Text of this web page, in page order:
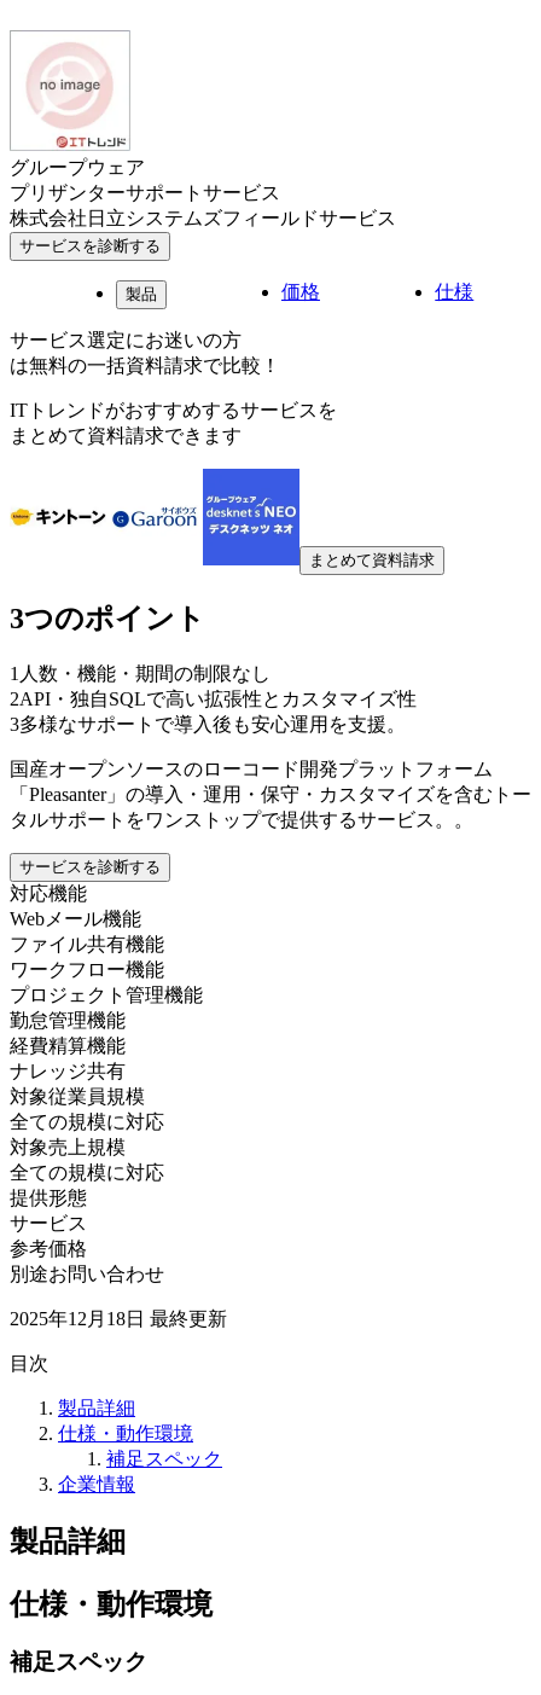
グループウェア
プリザンターサポートサービス
株式会社日立システムズフィールドサービス
サービスを診断する
製品 価格 仕様
サービス選定にお迷いの方
は無料の一括資料請求で比較！
ITトレンドがおすすめするサービスを
まとめて資料請求できます
まとめて資料請求
3つのポイント
1 人数・機能・期間の制限なし
2API・独自SQLで高い拡張性とカスタマイズ性
3多様なサポートで導入後も安心運用を支援。
国産オープンソースのローコード開発プラットフォーム
「Pleasanter」の導入・運用・保守・カスタマイズを含むトー
タルサポートをワンストップで提供するサービス。。
サービスを診断する
対応機能
Webメール機能
ファイル共有機能
ワークフロー機能
プロジェクト管理機能
勤怠管理機能
経費精算機能
ナレッジ共有
対象従業員規模
全ての規模に対応
対象売上規模
全ての規模に対応
提供形態
サービス
参考価格
別途お問い合わせ
2025年12月18日 最終更新
目次
製品詳細
仕様・動作環境
補足スペック
企業情報
製品詳細
仕様・動作環境
補足スペック